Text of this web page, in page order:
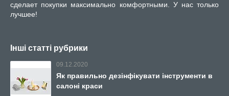
сделает покупки максимально комфортными. У нас только
лучшее!
Інші статті рубрики
09.12.2020
Як правильно дезінфікувати інструменти в
салоні краси